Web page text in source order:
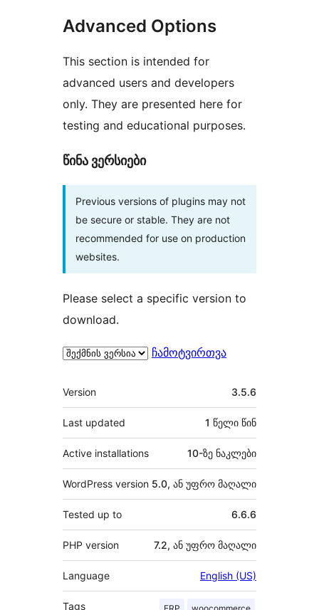
Advanced Options
This section is intended for
advanced users and developers
only. They are presented here for
testing and educational purposes.
წინა ვერსიები
Previous versions of plugins may not
be secure or stable. They are not
recommended for use on production
websites.
Please select a specific version to
download.
ჩამოტვირთვა
მეტა
Version 3.5.6
Last updated 1 წელი წინ
Active installations 10-ზე ნაკლები
WordPress version 5.0, ან უფრო მაღალი
Tested up to 6.6.6
PHP version 7.2, ან უფრო მაღალი
Language English (US)
Tags ERP woocommerce